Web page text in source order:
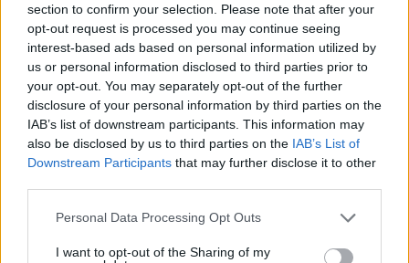
section to confirm your selection. Please note that after your
opt-out request is processed you may continue seeing
interest-based ads based on personal information utilized by
us or personal information disclosed to third parties prior to
your opt-out. You may separately opt-out of the further
disclosure of your personal information by third parties on the
IAB’s list of downstream participants. This information may
also be disclosed by us to third parties on the IAB’s List of
Downstream Participants that may further disclose it to other
Please note that this website/app uses one or more Google
not limited to your visit or usage behaviour. You may click to
Personal Data Processing Opt Outs
I want to opt-out of the Sharing of my
ΡΟΗ ΕΙΔΗΣΕΩΝ
Ειδήσεις Δημοφιλή Σχολιασμένα
Σε 57χρονη γυναίκα ανήκει η σορός στον Λυκαβηττό,
από πτώση ο θάνατος
πριν 5 λεπτά
υγεία μετά τα 50
πριν 9 λεπτά
πριν 10 λεπτά